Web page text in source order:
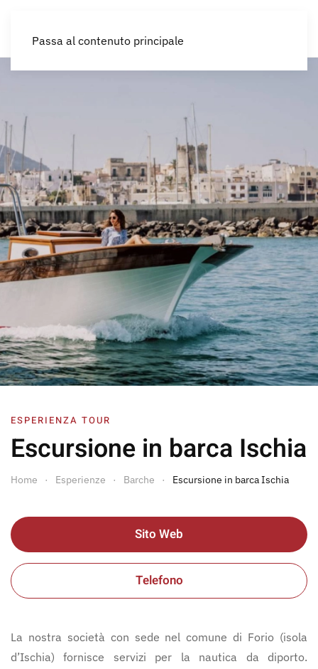
Passa al contenuto principale
ESPERIENZA TOUR
Escursione in barca Ischia
Home Esperienze Barche Escursione in barca Ischia
Sito Web
Telefono
La nostra società con sede nel comune di Forio (isola
d’Ischia) fornisce servizi per la nautica da diporto.